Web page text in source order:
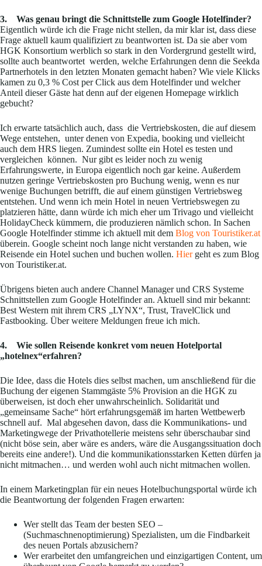
3. Was genau bringt die Schnittstelle zum Google Hotelfinder?
Eigentlich würde ich die Frage nicht stellen, da mir klar ist, dass diese
Frage aktuell kaum qualifiziert zu beantworten ist. Da sie aber vom
HGK Konsortium werblich so stark in den Vordergrund gestellt wird,
sollte auch beantwortet werden, welche Erfahrungen denn die Seekda
Partnerhotels in den letzten Monaten gemacht haben? Wie viele Klicks
kamen zu 0,3 % Cost per Click aus dem Hotelfinder und welcher
Anteil dieser Gäste hat denn auf der eigenen Homepage wirklich
gebucht?
Ich erwarte tatsächlich auch, dass die Vertriebskosten, die auf diesem
Wege entstehen, unter denen von Expedia, booking und vielleicht
auch dem HRS liegen. Zumindest sollte ein Hotel es testen und
vergleichen können. Nur gibt es leider noch zu wenig
Erfahrungswerte, in Europa eigentlich noch gar keine. Außerdem
nutzen geringe Vertriebskosten pro Buchung wenig, wenn es nur
wenige Buchungen betrifft, die auf einem günstigen Vertriebsweg
entstehen. Und wenn ich mein Hotel in neuen Vertriebswegen zu
platzieren hätte, dann würde ich mich eher um Trivago und vielleicht
HolidayCheck kümmern, die produzieren nämlich schon. In Sachen
Google Hotelfinder stimme ich aktuell mit dem Blog von Touristiker.at
überein. Google scheint noch lange nicht verstanden zu haben, wie
Reisende ein Hotel suchen und buchen wollen. Hiergeht es zum Blog
von Touristiker.at.
Übrigens bieten auch andere Channel Manager und CRS Systeme
Schnittstellen zum Google Hotelfinder an. Aktuell sind mir bekannt:
Best Western mit ihrem CRS „LYNX“, Trust, TravelClick und
Fastbooking. Über weitere Meldungen freue ich mich.
4. Wie sollen Reisende konkret vom neuen Hotelportal
„hotelnex“erfahren?
Die Idee, dass die Hotels dies selbst machen, um anschließend für die
Buchung der eigenen Stammgäste 5% Provision an die HGK zu
überweisen, ist doch eher unwahrscheinlich. Solidarität und
„gemeinsame Sache“ hört erfahrungsgemäß im harten Wettbewerb
schnell auf. Mal abgesehen davon, dass die Kommunikations- und
Marketingwege der Privathotellerie meistens sehr überschaubar sind
(nicht böse sein, aber wäre es anders, wäre die Ausgangssituation doch
bereits eine andere!). Und die kommunikationsstarken Ketten dürfen ja
nicht mitmachen… und werden wohl auch nicht mitmachen wollen.
In einem Marketingplan für ein neues Hotelbuchungsportal würde ich
die Beantwortung der folgenden Fragen erwarten:
Wer stellt das Team der besten SEO –
(Suchmaschnenoptimierung) Spezialisten, um die Findbarkeit
des neuen Portals abzusichern?
Wer erarbeitet den umfangreichen und einzigartigen Content, um